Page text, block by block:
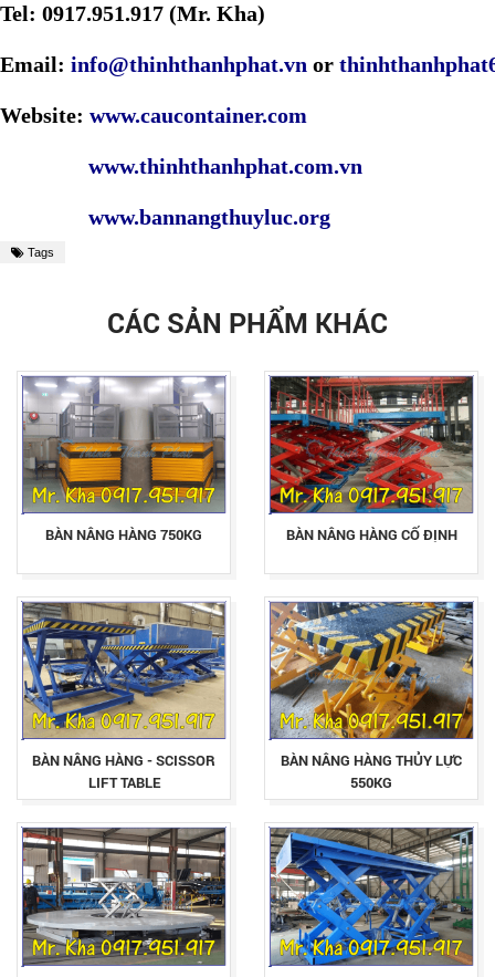
Tel: 0917.951.917 (Mr. Kha)
Email: info@thinhthanhphat.vn or
Website: www.caucontainer.com
www.thinhthanhphat.com.vn
www.bannangthuyluc.org
Tags
CÁC SẢN PHẨM KHÁC
BÀN NÂNG HÀNG 750KG BÀN NÂNG HÀNG CỐ ĐỊNH
BÀN NÂNG HÀNG - SCISSOR
LIFT TABLE
BÀN NÂNG HÀNG THỦY LỰC
550KG